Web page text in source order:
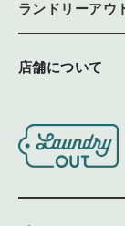
ランドリーアウ
店舗について